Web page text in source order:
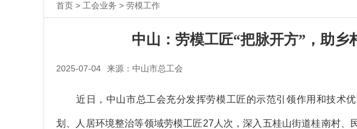
首页 > 工会业务 > 劳模工作
中山：劳模工匠“把脉开方”，助乡
2025-07-04 来源：中山市总工会
近日，中山市总工会充分发挥劳模工匠的示范引领作用和技术优
划、人居环境整治等领域劳模工匠27人次，深入五桂山街道桂南村、